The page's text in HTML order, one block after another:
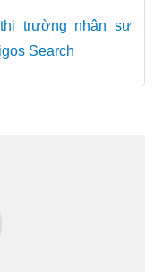
trường nhân sự
Search